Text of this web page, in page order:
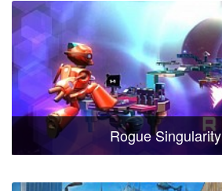
Rogue Singularity